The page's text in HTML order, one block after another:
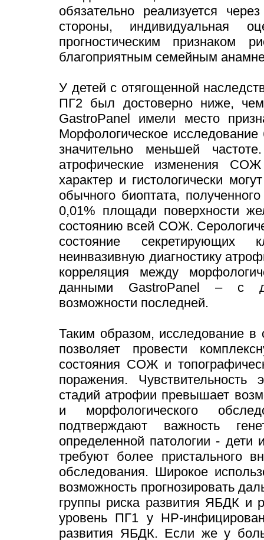
обязательно реализуется
стороны, индивидуальная
прогностическим
благоприятным семейным
У детей с отягощенной
ПГ2 был достоверно ниже,
GastroPanel имели место
Морфологическое
значительно меньшей
атрофические изменения
характер и гистологически
обычного биоптата,
0,01% площади поверхности
состоянию всей СОЖ.
состояние секретирующих
неинвазивную диагностику
корреляция между
данными GastroPanel – с
возможности последней.
Таким образом, исследование
позволяет провести
состояния СОЖ и
поражения.
стадий атрофии превышает
и морфологического
подтверждают важность
определенной патологии -
требуют более пристального
обследования. Широкое
возможность прогнозировать
группы риска развития ЯБДК и
уровень ПГ1 у НР-
развития ЯБДК. Если же у